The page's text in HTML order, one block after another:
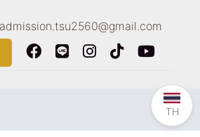
admission.tsu2560@gmail.com
TH